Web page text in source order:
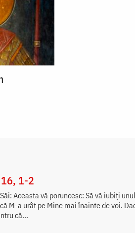
1-2
Aceasta vă poruncesc: Să vă iubiți
M-a urât pe Mine mai înainte de voi.
că...